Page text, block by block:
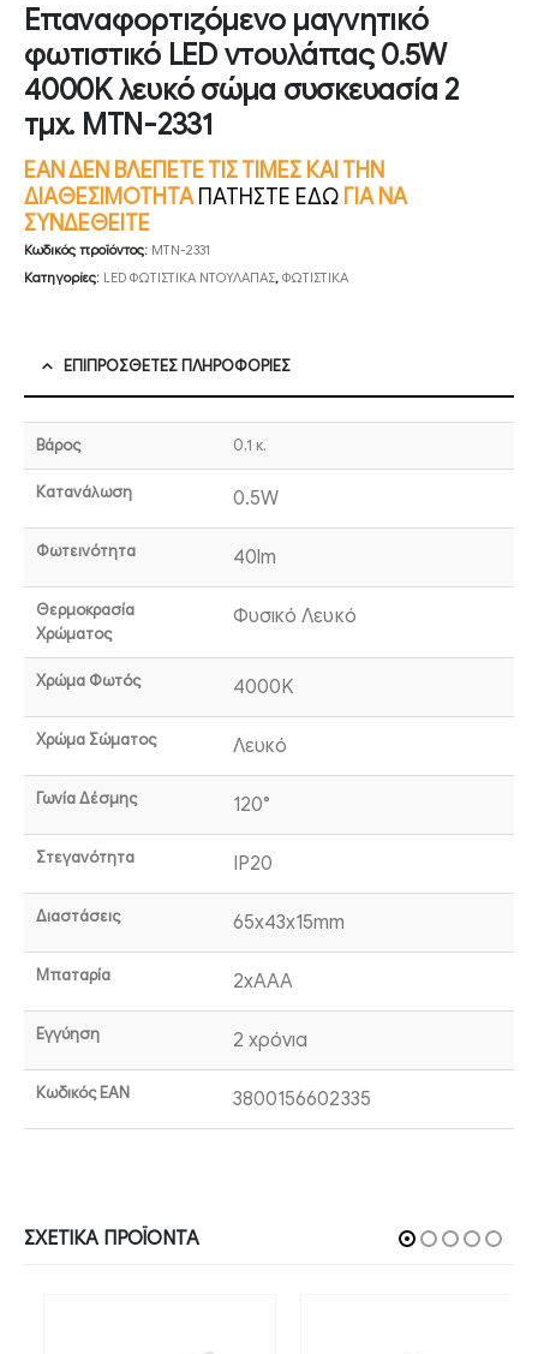
Επαναφορτιζόμενο μαγνητικό
φωτιστικό LED ντουλάπας 0.5W
4000K λευκό σώμα συσκευασία 2
τμχ. MTN-2331
ΕΑΝ ΔΕΝ ΒΛΕΠΕΤΕ ΤΙΣ ΤΙΜΕΣ ΚΑΙ ΤΗΝ
ΔΙΑΘΕΣΙΜΟΤΗΤΑ ΠΑΤΗΣΤΕ ΕΔΩ ΓΙΑ ΝΑ
ΣΥΝΔΕΘΕΙΤΕ
Κωδικός προϊόντος: MTN-2331
Κατηγορίες: LED ΦΩΤΙΣΤΙΚΑ ΝΤΟΥΛΑΠΑΣ, ΦΩΤΙΣΤΙΚΑ
ΕΠΙΠΡΌΣΘΕΤΕΣ ΠΛΗΡΟΦΟΡΊΕΣ
Βάρος 0,1 κ.
Κατανάλωση 0.5W
Φωτεινότητα 40lm
Θερμοκρασία
Χρώματος
Φυσικό Λευκό
Χρώμα Φωτός 4000K
Χρώμα Σώματος Λευκό
Γωνία Δέσμης 120°
Στεγανότητα IP20
Διαστάσεις 65x43x15mm
Μπαταρία 2xAAA
Εγγύηση 2 χρόνια
Κωδικός EAN 3800156602335
ΣΧΕΤΙΚΆ ΠΡΟΪΌΝΤΑ